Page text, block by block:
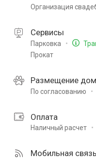
Организация
Сервисы
Парковка
Прокат
Размещение
По согласованию
Оплата
Наличный расчет
Мобильная связь